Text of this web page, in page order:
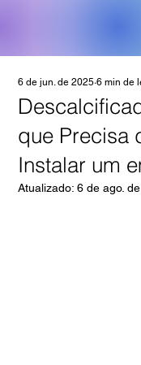
que Precisa
Instalar um
6 de jun. de 2025 6 min de
Atualizado:6 de ago.